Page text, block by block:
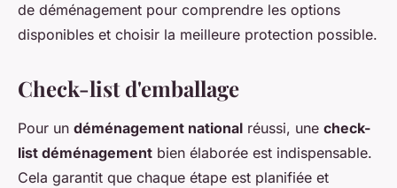
de déménagement pour comprendre les options
disponibles et choisir la meilleure protection possible.
Check-list d'emballage
Pour un déménagement national réussi, une check-
list déménagement bien élaborée est indispensable.
Cela garantit que chaque étape est planifiée et